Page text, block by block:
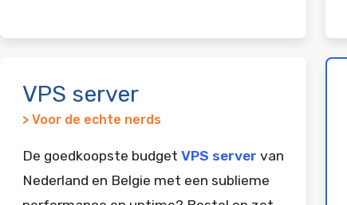
VPS server
> Voor de echte nerds
De goedkoopste budget VPS server van
Nederland en Belgie met een sublieme